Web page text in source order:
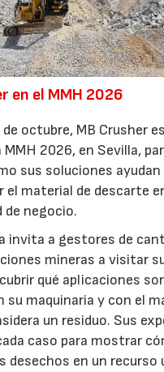
en el MMH 2026
de octubre, MB Crusher
2026, en Sevilla,
sus soluciones ayudan
material de descarte
de negocio.
invita a gestores de
mineras a visitar
qué aplicaciones
su maquinaria y con el
un residuo. Sus
caso para mostrar
desechos en un recurso